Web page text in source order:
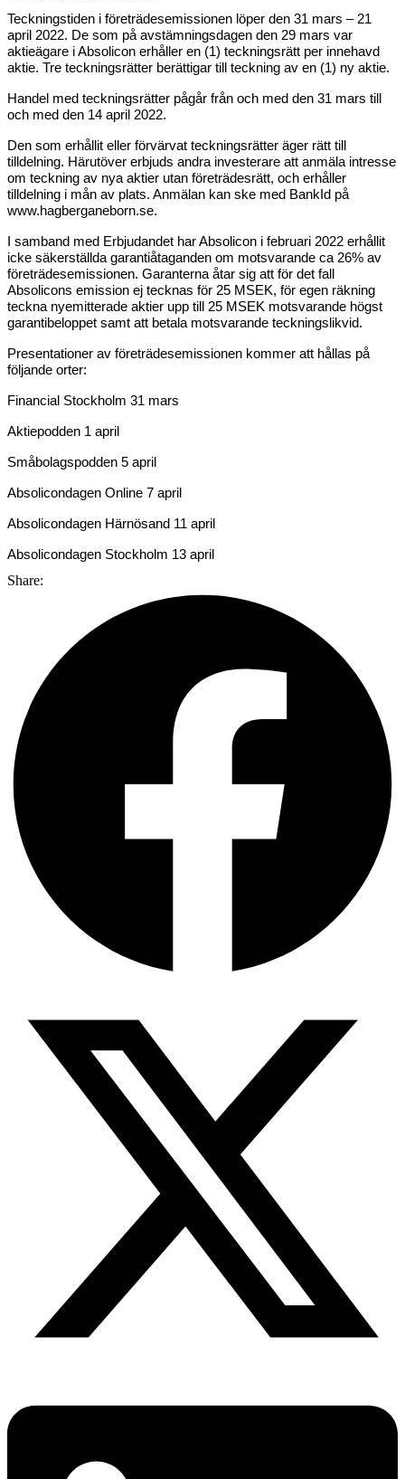
Teckningstiden i företrädesemissionen löper den 31 mars – 21
april 2022. De som på avstämningsdagen den 29 mars var
aktieägare i Absolicon erhåller en (1) teckningsrätt per innehavd
aktie. Tre teckningsrätter berättigar till teckning av en (1) ny aktie.
Handel med teckningsrätter pågår från och med den 31 mars till
och med den 14 april 2022.
Den som erhållit eller förvärvat teckningsrätter äger rätt till
tilldelning. Härutöver erbjuds andra investerare att anmäla intresse
om teckning av nya aktier utan företrädesrätt, och erhåller
tilldelning i mån av plats. Anmälan kan ske med BankId på
www.hagberganeborn.se.
I samband med Erbjudandet har Absolicon i februari 2022 erhållit
icke säkerställda garantiåtaganden om motsvarande ca 26% av
företrädesemissionen. Garanterna åtar sig att för det fall
Absolicons emission ej tecknas för 25 MSEK, för egen räkning
teckna nyemitterade aktier upp till 25 MSEK motsvarande högst
garantibeloppet samt att betala motsvarande teckningslikvid.
Presentationer av företrädesemissionen kommer att hållas på
följande orter:
Financial Stockholm 31 mars
Aktiepodden 1 april
Småbolagspodden 5 april
Absolicondagen Online 7 april
Absolicondagen Härnösand 11 april
Absolicondagen Stockholm 13 april
Share: